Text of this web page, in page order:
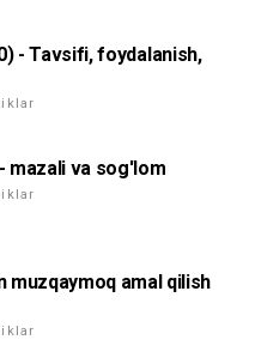
- Tavsifi, foydalanish,
mazali va sog'lom
muzqaymoq amal qilish